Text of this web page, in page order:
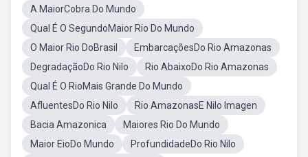
A MaiorCobra Do Mundo
Qual É O SegundoMaior Rio Do Mundo
O Maior Rio DoBrasil
EmbarcaçõesDo Rio Amazonas
DegradaçãoDo Rio Nilo
Rio AbaixoDo Rio Amazonas
Qual É O RioMais Grande Do Mundo
AfluentesDo Rio Nilo
Rio AmazonasE Nilo Imagen
Bacia Amazonica
Maiores Rio Do Mundo
Maior EioDo Mundo
ProfundidadeDo Rio Nilo